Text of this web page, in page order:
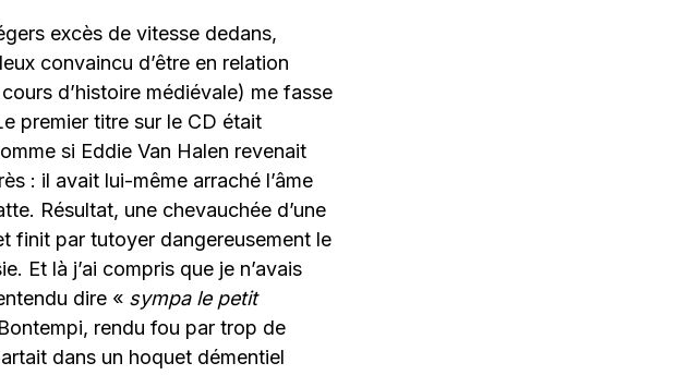
excès de vitesse dedans,
convaincu d’être en relation
d’histoire médiévale) me fasse
premier titre sur le CD était
si Eddie Van Halen revenait
: il avait lui-même arraché l’âme
Résultat, une chevauchée d’une
finit par tutoyer dangereusement le
Et là j’ai compris que je n’avais
dire « sympa le petit
rendu fou par trop de
dans un hoquet démentiel